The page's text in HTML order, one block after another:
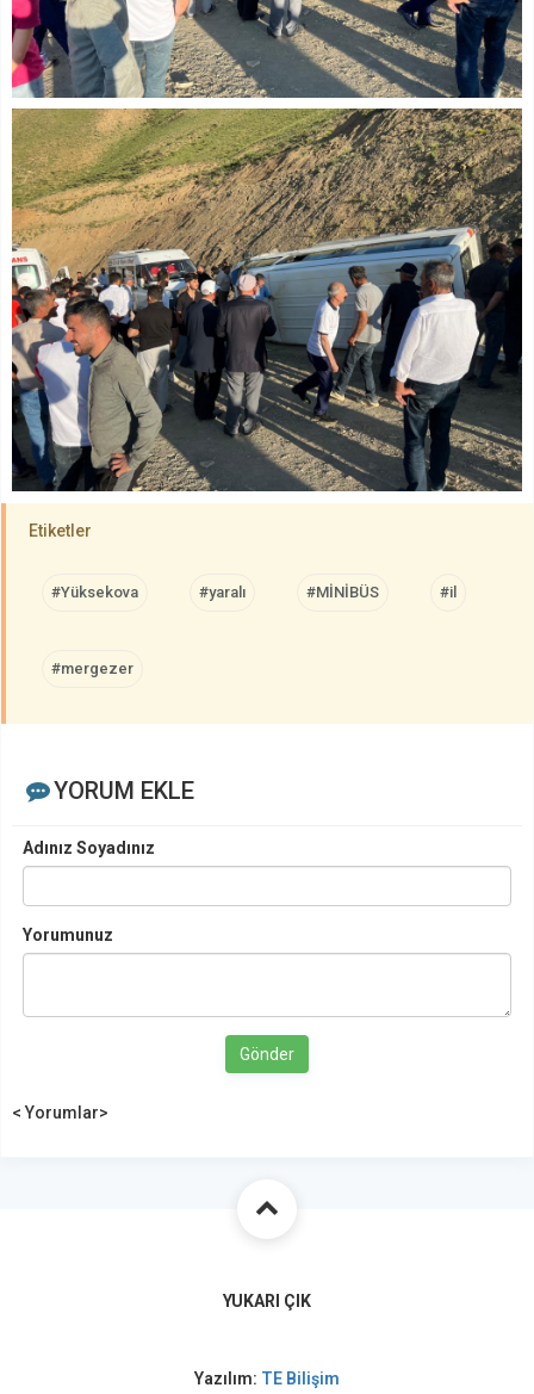
Etiketler
#Yüksekova #yaralı #MİNİBÜS #il
#mergezer
YORUM EKLE
Adınız Soyadınız
Yorumunuz
Gönder
< Yorumlar>
YUKARI ÇIK
Yazılım: TE Bilişim